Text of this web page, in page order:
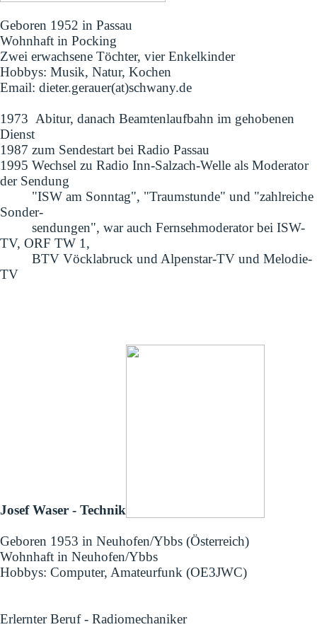
Geboren 1952 in Passau
Wohnhaft in Pocking
Zwei erwachsene Töchter, vier Enkelkinder
Hobbys: Musik, Natur, Kochen
Email: dieter.gerauer(at)schwany.de
1973 Abitur, danach Beamtenlaufbahn im gehobenen
Dienst
1987 zum Sendestart bei Radio Passau
1995 Wechsel zu Radio Inn-Salzach-Welle als Moderator
der Sendung
"ISW am Sonntag", "Traumstunde" und "zahlreiche
Sonder-
sendungen", war auch Fernsehmoderator bei ISW-
TV, ORF TW 1,
BTV Vöcklabruck und Alpenstar-TV und Melodie-
TV
Josef Waser - Technik
Geboren 1953 in Neuhofen/Ybbs (Österreich)
Wohnhaft in Neuhofen/Ybbs
Hobbys: Computer, Amateurfunk (OE3JWC)
Erlernter Beruf - Radiomechaniker